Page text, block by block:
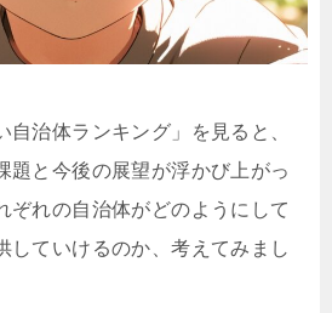
自治体ランキング」を見ると、
題と今後の展望が浮かび上がっ
ぞれの自治体がどのようにして
していけるのか、考えてみまし